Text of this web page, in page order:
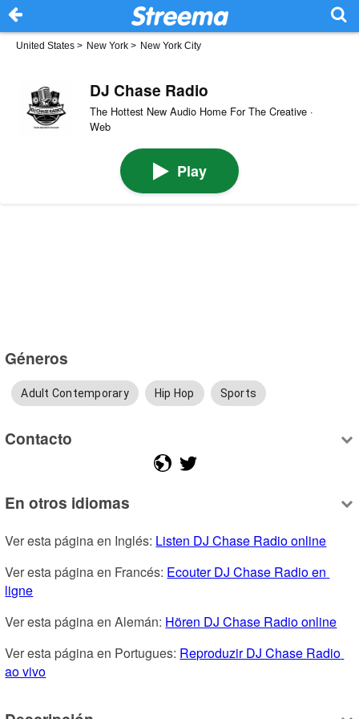
United States > New York > New York City
DJ Chase Radio
The Hottest New Audio Home For The Creative ·
Web
Play
Géneros
Adult Contemporary Hip Hop Sports
Contacto
En otros idiomas
Ver esta página en Inglés: Listen DJ Chase Radio online
Ver esta página en Francés: Ecouter DJ Chase Radio en
ligne
Ver esta página en Alemán: Hören DJ Chase Radio online
Ver esta página en Portugues: Reproduzir DJ Chase Radio
ao vivo